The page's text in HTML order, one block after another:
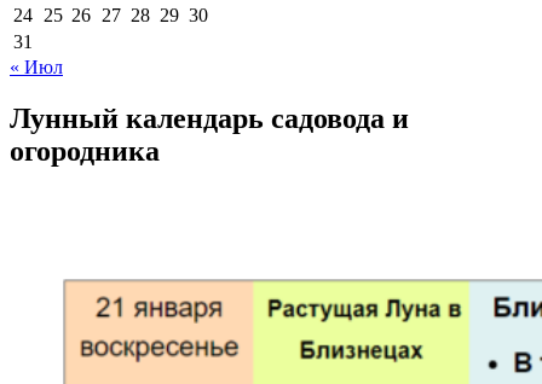
24 25 26 27 28 29 30
31
« Июл
Лунный календарь садовода и
огородника